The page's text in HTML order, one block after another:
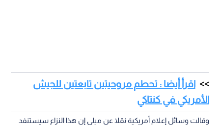
اقرأ أيضا : تحطم مروحيتين تابعتين للجيش
الأمريكي في كنتاكي
وقالت وسائل إعلام أمريكية نقلا عن ميلي إن هذا النزاع سيستنفد